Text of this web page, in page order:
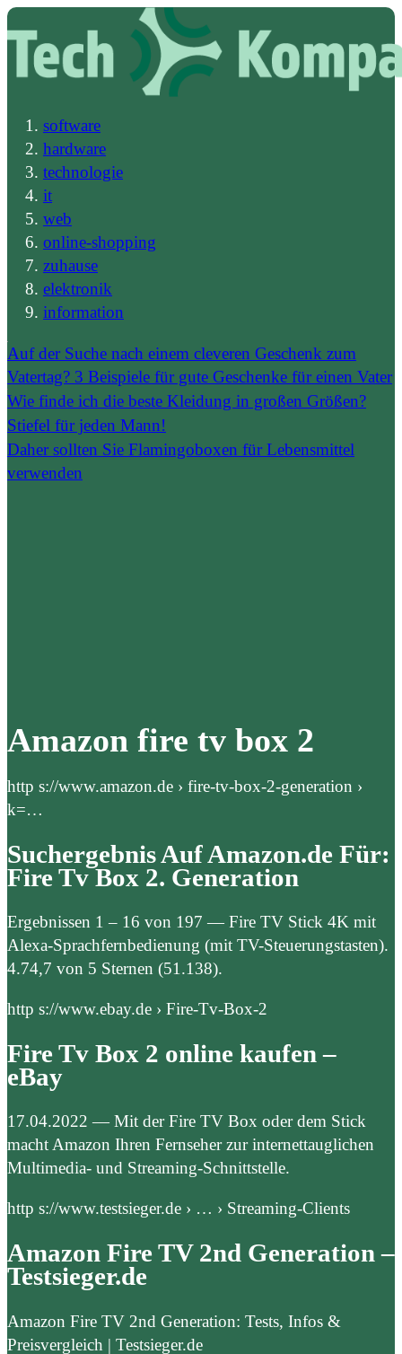
software
hardware
technologie
it
web
online-shopping
zuhause
elektronik
information
Auf der Suche nach einem cleveren Geschenk zum
Vatertag? 3 Beispiele für gute Geschenke für einen Vater
Wie finde ich die beste Kleidung in großen Größen?
Stiefel für jeden Mann!
Daher sollten Sie Flamingoboxen für Lebensmittel
verwenden
Amazon fire tv box 2
http s://www.amazon.de › fire-tv-box-2-generation ›
k=…
Suchergebnis Auf Amazon.de Für:
Fire Tv Box 2. Generation
Ergebnissen 1 – 16 von 197 — Fire TV Stick 4K mit
Alexa-Sprachfernbedienung (mit TV-Steuerungstasten).
4.74,7 von 5 Sternen (51.138).
http s://www.ebay.de › Fire-Tv-Box-2
Fire Tv Box 2 online kaufen –
eBay
17.04.2022 — Mit der Fire TV Box oder dem Stick
macht Amazon Ihren Fernseher zur internettauglichen
Multimedia- und Streaming-Schnittstelle.
http s://www.testsieger.de › … › Streaming-Clients
Amazon Fire TV 2nd Generation –
Testsieger.de
Amazon Fire TV 2nd Generation: Tests, Infos &
Preisvergleich | Testsieger.de